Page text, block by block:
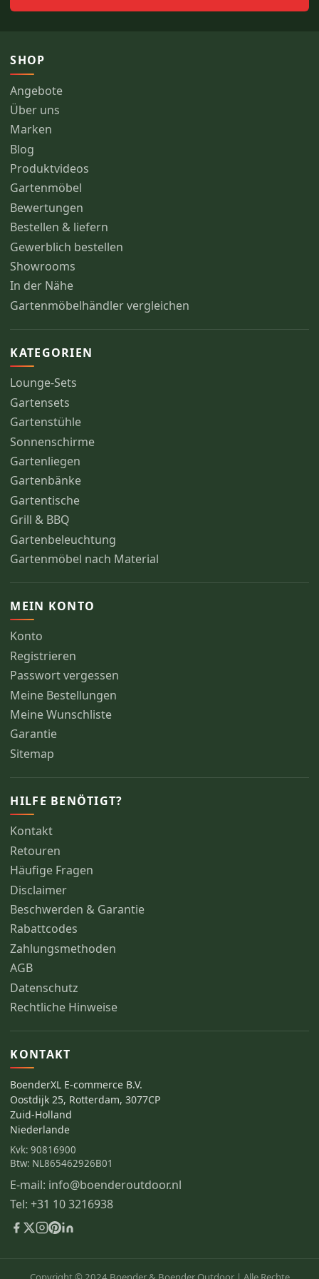
SHOP
Angebote
Über uns
Marken
Blog
Produktvideos
Gartenmöbel
Bewertungen
Bestellen & liefern
Gewerblich bestellen
Showrooms
In der Nähe
Gartenmöbelhändler vergleichen
KATEGORIEN
Lounge-Sets
Gartensets
Gartenstühle
Sonnenschirme
Gartenliegen
Gartenbänke
Gartentische
Grill & BBQ
Gartenbeleuchtung
Gartenmöbel nach Material
MEIN KONTO
Konto
Registrieren
Passwort vergessen
Meine Bestellungen
Meine Wunschliste
Garantie
Sitemap
HILFE BENÖTIGT?
Kontakt
Retouren
Häufige Fragen
Disclaimer
Beschwerden & Garantie
Rabattcodes
Zahlungsmethoden
AGB
Datenschutz
Rechtliche Hinweise
KONTAKT
BoenderXL E-commerce B.V.
Oostdijk 25, Rotterdam, 3077CP
Zuid-Holland
Niederlande
Kvk: 90816900
Btw: NL865462926B01
E-mail: info@boenderoutdoor.nl
Tel: +31 10 3216938